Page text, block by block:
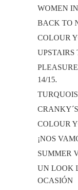
WOMEN
BACK TO
COLOUR
UPSTAIRS
14/15.
COLOUR
¡NOS
SUMMER
UN LOOK
OCASIÓN